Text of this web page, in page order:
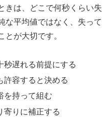
きは、どこで何秒くらい失
な平均値ではなく、失って
とが大切です。
秒遅れる前提にする
許容すると決める
を持って組む
寄りに補正する